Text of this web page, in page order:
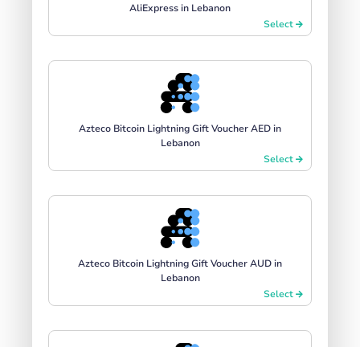
AliExpress in Lebanon
Select
Azteco Bitcoin Lightning Gift Voucher AED in
Lebanon
Select
Azteco Bitcoin Lightning Gift Voucher AUD in
Lebanon
Select